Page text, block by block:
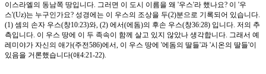
이스라엘의 동남쪽 땅입니다. 그러면 이 도시 이름을 왜 '우스'라 했나요? 이 '우
스'(Uz)는 누구인가요? 성경에는 이 우스의 조상을 두(2)분으로 기록되어 있습니다.
(1) 셈의 손자 우스(창10:23)와, (2) 에서(에돔)의 후손 우스(창36:28) 입니다. 저의 추
측입니다. 이 우스 땅에 이 두 족속이 함께 살고 있지 않았나 생각합니다. 그래서 예
레미야가 자신의 애가(주전586)에서, 이 우스 땅에 '에돔의 딸들'과 '시온의 딸들'이
있음을 거론했습니다(애4:21-22).